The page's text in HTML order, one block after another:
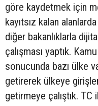
göre kaydetmek için
kayıtsız kalan
diğer bakanlıklarla
çalışması yaptık.
sonucunda bazı ülke
getirerek ülkeye
getirmeye çalıştık. TC